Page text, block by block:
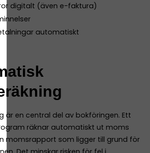
digitalt (även e-faktura)
automatiskt
är en central del av bokföringen. Ett
räknar automatiskt ut moms
momsrapport som ligger till grund för